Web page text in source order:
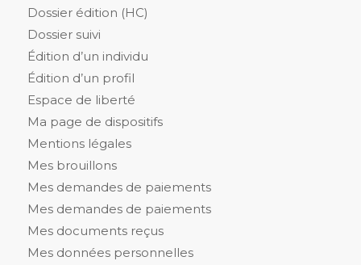
Dossier édition (HC)
Dossier suivi
Édition d’un individu
Édition d’un profil
Espace de liberté
Ma page de dispositifs
Mentions légales
Mes brouillons
Mes demandes de paiements
Mes demandes de paiements
Mes documents reçus
Mes données personnelles